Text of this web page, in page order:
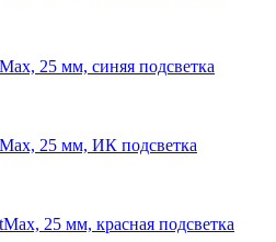
25 мм, синяя подсветка
25 мм, ИК подсветка
25 мм, красная подсветка